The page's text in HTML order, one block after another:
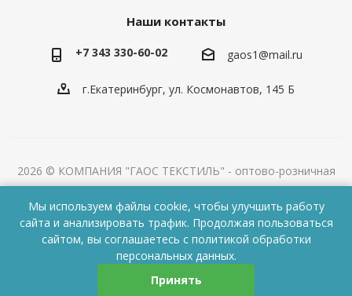
Наши контакты
+7 343 330-60-02 gaos1@mail.ru
г.Екатеринбург, ул. Космонавтов, 145 Б
2026 © КОМПАНИЯ "ГАОС ТЕКСТИЛЬ" - оптово-розничная
компания домашнего текстиля.
Все права защищены. Любое копирование и
воспроизведение, в том числе, частичное, без разрешения
правообладателя запрещено!
Мы используем файлы cookie, чтобы улучшить работу
сайта и анализировать трафик. Продолжая пользоваться
сайтом, вы соглашаетесь с политикой обработки
персональных данных.
Принять